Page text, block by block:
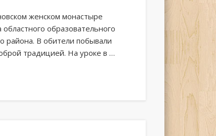
женском монастыре
образовательного
района. В обители побывали
традицией. На уроке в …